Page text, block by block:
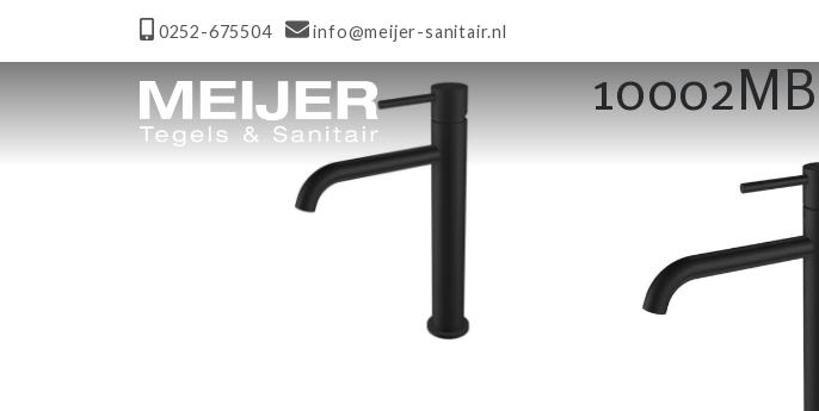
0252-675504 info@meijer-sanitair.nl
10002MB